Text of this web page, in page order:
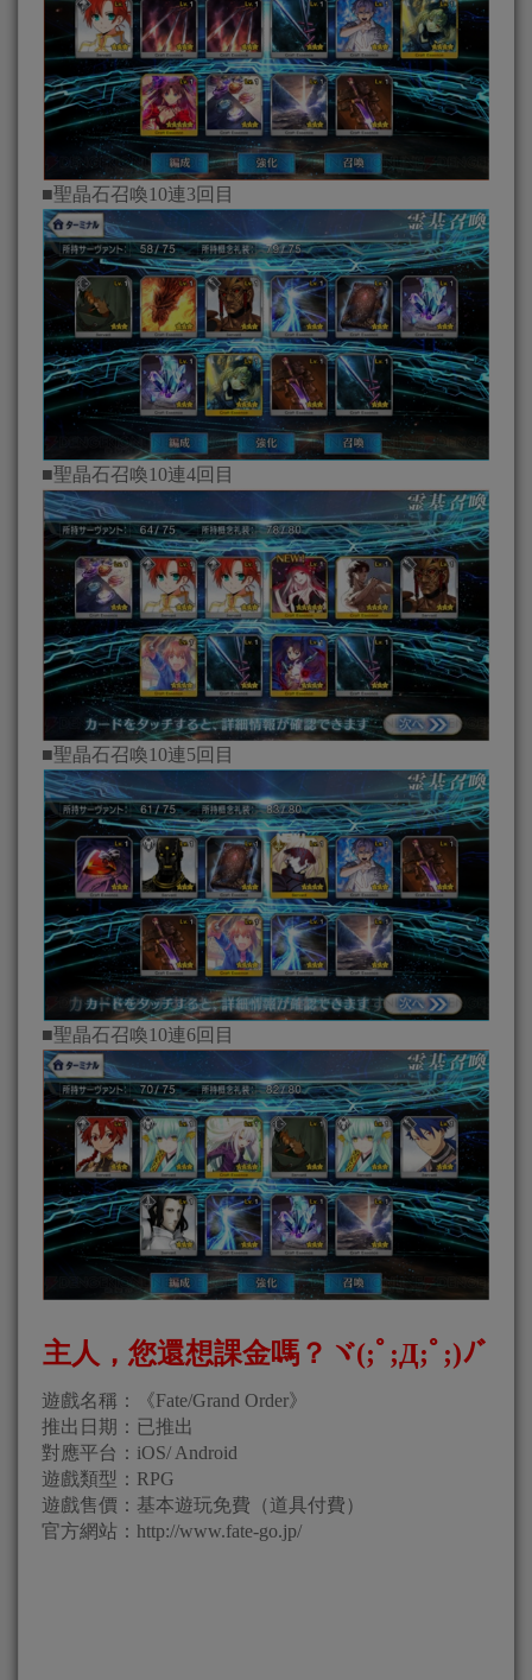
■聖晶石召喚10連3回目
■聖晶石召喚10連4回目
■聖晶石召喚10連5回目
■聖晶石召喚10連6回目
主人，您還想課金嗎？ヾ(;ﾟ;Д;ﾟ;)ﾉﾞ
遊戲名稱：《Fate/Grand Order》
推出日期：已推出
對應平台：iOS/ Android
遊戲類型：RPG
遊戲售價：基本遊玩免費（道具付費）
官方網站：http://www.fate-go.jp/